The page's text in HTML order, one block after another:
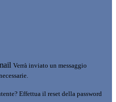
Verrà inviato un messaggio
Effettua il reset della password